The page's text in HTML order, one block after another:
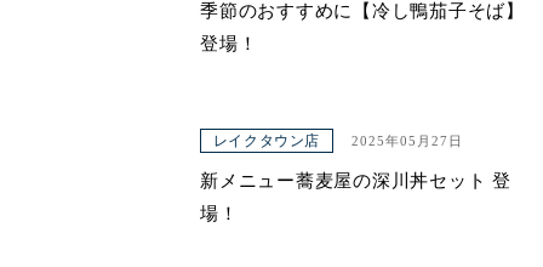
季節のおすすめに【冷し鴨茄子そば】
登場！
レイクタウン店 2025年05月27日
新メニュー蕎麦屋の深川丼セット 登
場！